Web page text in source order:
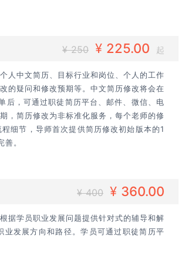
¥ 250 ¥ 225.00 起
人中文简历、目标行业和岗位、个人的工作
的疑问和修改预期等。中文简历修改将会在
后，可通过职徒简历平台、邮件、微信、电
，简历修改为非标准化服务，每个老师的修
细节，导师首次提供简历修改初始版本的1
。
¥ 400 ¥ 360.00
据学员职业发展问题提供针对式的辅导和解
发展方向和路径。学员可通过职徒简历平